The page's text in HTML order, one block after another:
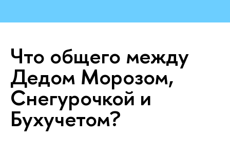
Что общего между
Дедом Морозом,
Снегурочкой и
Бухучетом?